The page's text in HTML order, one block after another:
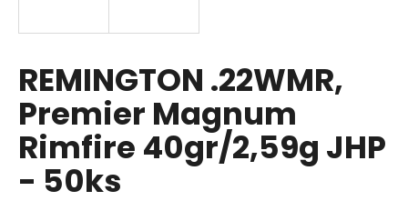
REMINGTON .22WMR,
Premier Magnum
Rimfire 40gr/2,59g JHP
- 50ks
s
ť
?